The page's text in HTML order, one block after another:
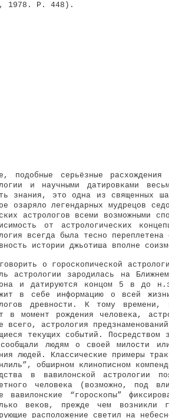
1978. P. 448).
подобные серьёзные
и научными датировками
знания, это одна из священных
озаряло легендарных мудрецов
астрологов всеми возможными
от астрологических
всегда была тесно
истории джьотиша вполне
о гороскопической
астрологии зародилась на
и датируются концом 5 в до
в себе информацию о всей
древности. К тому времени,
в момент рождения человека,
всего, астрология
текущих событий.
людям о своей милости
людей. Классические примеры
обширном клинописном
в вавилонской астрологии
человека (возможно, под
вавилонские “гороскопы”
веков, прежде чем
расположение светил на